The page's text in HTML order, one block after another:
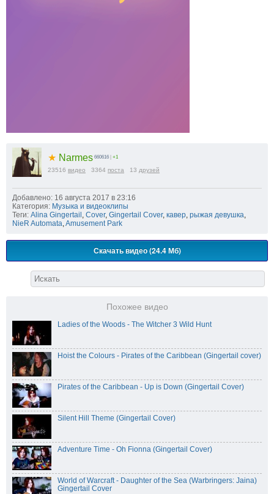
★ Narmes 660616 +1
23516 видео 3364 поста 13 друзей
Добавлено: 16 августа 2017 в 23:16
Категория: Музыка и видеоклипы
Теги: Alina Gingertail , Cover, Gingertail Cover, кавер, рыжая девушка,
NieR Automata,Amusement Park
Скачать видео (24.4 Мб)
Похожее видео
Ladies of the Woods - The Witcher 3 Wild Hunt
Hoist the Colours - Pirates of the Caribbean (Gingertail cover)
Pirates of the Caribbean - Up is Down (Gingertail Cover)
Silent Hill Theme (Gingertail Cover)
Adventure Time - Oh Fionna (Gingertail Cover)
World of Warcraft - Daughter of the Sea (Warbringers: Jaina)
Gingertail Cover